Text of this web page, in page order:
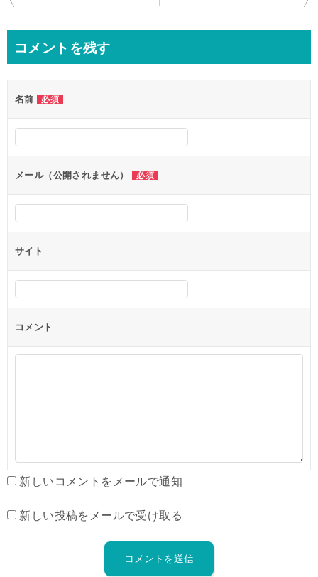
ビ
ー
シ
ン
コメントを残す
名前 必須
メール（公開されません） 必須
サイト
コメント
新しいコメントをメールで通知
新しい投稿をメールで受け取る